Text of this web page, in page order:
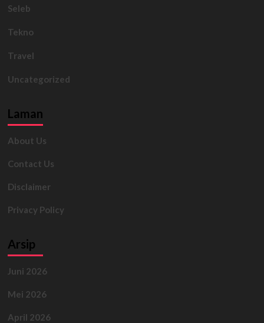
Seleb
Tekno
Travel
Uncategorized
Laman
About Us
Contact Us
Disclaimer
Privacy Policy
Arsip
Juni 2026
Mei 2026
April 2026